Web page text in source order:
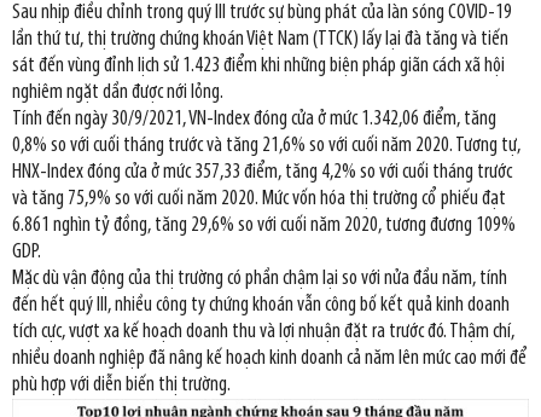
Sau nhịp điều chỉnh trong quý III trước sự bùng phát của làn sóng COVID-19
lần thứ tư, thị trường chứng khoán Việt Nam (TTCK) lấy lại đà tăng và tiến
sát đến vùng đỉnh lịch sử 1.423 điểm khi những biện pháp giãn cách xã hội
nghiêm ngặt dần được nới lỏng.
Tính đến ngày 30/9/2021, VN-Index đóng cửa ở mức 1.342,06 điểm, tăng
0,8% so với cuối tháng trước và tăng 21,6% so với cuối năm 2020. Tương tự,
HNX-Index đóng cửa ở mức 357,33 điểm, tăng 4,2% so với cuối tháng trước
và tăng 75,9% so với cuối năm 2020. Mức vốn hóa thị trường cổ phiếu đạt
6.861 nghìn tỷ đồng, tăng 29,6% so với cuối năm 2020, tương đương 109%
GDP.
Mặc dù vận động của thị trường có phần chậm lại so với nửa đầu năm, tính
đến hết quý III, nhiều công ty chứng khoán vẫn công bố kết quả kinh doanh
tích cực, vượt xa kế hoạch doanh thu và lợi nhuận đặt ra trước đó. Thậm chí,
nhiều doanh nghiệp đã nâng kế hoạch kinh doanh cả năm lên mức cao mới để
phù hợp với diễn biến thị trường.